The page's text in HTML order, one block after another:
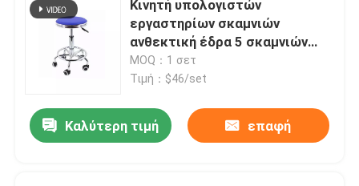
Ράφια εργαστηριακής αποθήκευσης
Κιβώτιο εργαστηριακών περασμάτων
Έδρα εργαστηριακών σκαμνιών
Κινητή υπολογιστών
εργαστηρίων σκαμνιών
ανθεκτική έδρα 5 σκαμνιών
εργαστηρίων PU κυλώντας
ρόδες
MOQ：1 σετ
Τιμή：$46/set
Καλύτερη τιμή επαφή